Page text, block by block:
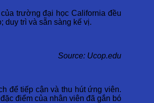
trường đại học California đều
duy trì và sẵn sàng kế vị.
Source: Ucop.edu
để tiếp cận và thu hút ứng viên.
điểm của nhân viên đã gắn bó